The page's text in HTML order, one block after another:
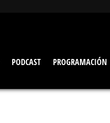
PODCAST PROGRAMACIÓN